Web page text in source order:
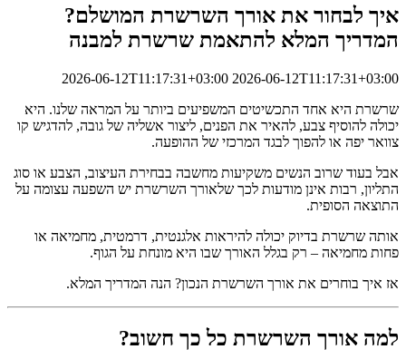
איך לבחור את אורך השרשרת המושלם?
המדריך המלא להתאמת שרשרת למבנה
2026-06-12T11:17:31+03:00 2026-06-12T11:17:31+03:00
שרשרת היא אחד התכשיטים המשפיעים ביותר על המראה שלנו. היא
יכולה להוסיף צבע, להאיר את הפנים, ליצור אשליה של גובה, להדגיש קו
צוואר יפה או להפוך לבגד המרכזי של ההופעה.
אבל בעוד שרוב הנשים משקיעות מחשבה בבחירת העיצוב, הצבע או סוג
התליון, רבות אינן מודעות לכך שלאורך השרשרת יש השפעה עצומה על
התוצאה הסופית.
אותה שרשרת בדיוק יכולה להיראות אלגנטית, דרמטית, מחמיאה או
פחות מחמיאה – רק בגלל האורך שבו היא מונחת על הגוף.
אז איך בוחרים את אורך השרשרת הנכון? הנה המדריך המלא.
למה אורך השרשרת כל כך חשוב?